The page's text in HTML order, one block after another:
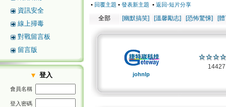
資訊安全
線上掃毒
對戰留言板
留言版
登入
會員名稱
登入密碼
• 回覆主題 • 發表新主題 • 返回-短片分享
全部 [幽默搞笑] [溫馨勵志] [恐怖驚悚] [
johnlp